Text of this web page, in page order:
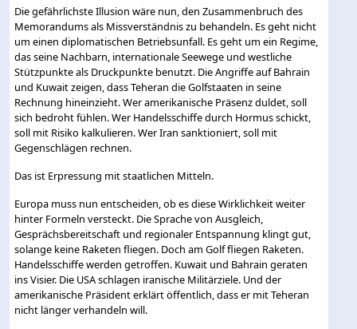
Die gefährlichste Illusion wäre nun, den Zusammenbruch des
Memorandums als Missverständnis zu behandeln. Es geht nicht
um einen diplomatischen Betriebsunfall. Es geht um ein Regime,
das seine Nachbarn, internationale Seewege und westliche
Stützpunkte als Druckpunkte benutzt. Die Angriffe auf Bahrain
und Kuwait zeigen, dass Teheran die Golfstaaten in seine
Rechnung hineinzieht. Wer amerikanische Präsenz duldet, soll
sich bedroht fühlen. Wer Handelsschiffe durch Hormus schickt,
soll mit Risiko kalkulieren. Wer Iran sanktioniert, soll mit
Gegenschlägen rechnen.
Das ist Erpressung mit staatlichen Mitteln.
Europa muss nun entscheiden, ob es diese Wirklichkeit weiter
hinter Formeln versteckt. Die Sprache von Ausgleich,
Gesprächsbereitschaft und regionaler Entspannung klingt gut,
solange keine Raketen fliegen. Doch am Golf fliegen Raketen.
Handelsschiffe werden getroffen. Kuwait und Bahrain geraten
ins Visier. Die USA schlagen iranische Militärziele. Und der
amerikanische Präsident erklärt öffentlich, dass er mit Teheran
nicht länger verhandeln will.